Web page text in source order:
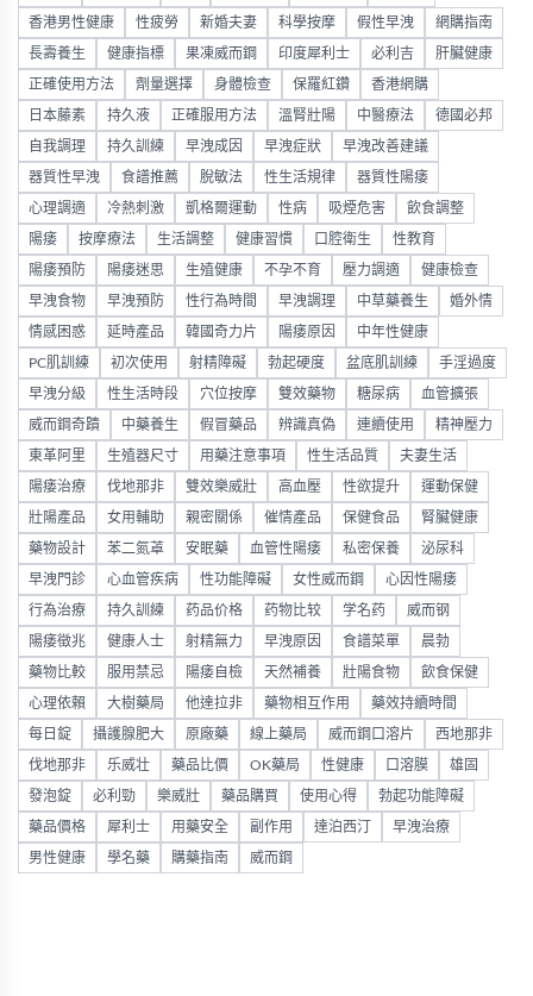
香港男性健康 性疲勞 新婚夫妻 科學按摩 假性早洩 網購指南
長壽養生 健康指標 果凍威而鋼 印度犀利士 必利吉 肝臟健康
正確使用方法 劑量選擇 身體檢查 保羅紅鑽 香港網購
日本藤素 持久液 正確服用方法 溫腎壯陽 中醫療法 德國必邦
自我調理 持久訓練 早洩成因 早洩症狀 早洩改善建議
器質性早洩 食譜推薦 脫敏法 性生活規律 器質性陽痿
心理調適 冷熱刺激 凱格爾運動 性病 吸煙危害 飲食調整
陽痿 按摩療法 生活調整 健康習慣 口腔衛生 性教育
陽痿預防 陽痿迷思 生殖健康 不孕不育 壓力調適 健康檢查
早洩食物 早洩預防 性行為時間 早洩調理 中草藥養生 婚外情
情感困惑 延時產品 韓國奇力片 陽痿原因 中年性健康
PC肌訓練 初次使用 射精障礙 勃起硬度 盆底肌訓練 手淫過度
早洩分級 性生活時段 穴位按摩 雙效藥物 糖尿病 血管擴張
威而鋼奇蹟 中藥養生 假冒藥品 辨識真偽 連續使用 精神壓力
東革阿里 生殖器尺寸 用藥注意事項 性生活品質 夫妻生活
陽痿治療 伐地那非 雙效樂威壯 高血壓 性欲提升 運動保健
壯陽產品 女用輔助 親密關係 催情產品 保健食品 腎臟健康
藥物設計 苯二氮䓬 安眠藥 血管性陽痿 私密保養 泌尿科
早洩門診 心血管疾病 性功能障礙 女性威而鋼 心因性陽痿
行為治療 持久訓練 药品价格 药物比较 学名药 威而钢
陽痿徵兆 健康人士 射精無力 早洩原因 食譜菜單 晨勃
藥物比較 服用禁忌 陽痿自檢 天然補養 壯陽食物 飲食保健
心理依賴 大樹藥局 他達拉非 藥物相互作用 藥效持續時間
每日錠 攝護腺肥大 原廠藥 線上藥局 威而鋼口溶片 西地那非
伐地那非 乐威壮 藥品比價 OK藥局 性健康 口溶膜 雄固
發泡錠 必利勁 樂威壯 藥品購買 使用心得 勃起功能障礙
藥品價格 犀利士 用藥安全 副作用 達泊西汀 早洩治療
男性健康 學名藥 購藥指南 威而鋼